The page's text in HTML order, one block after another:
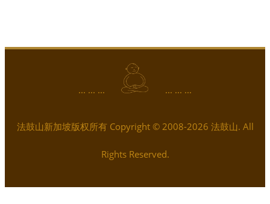
... ... ... ... ... ...
法鼓山新加坡版权所有 Copyright © 2008-2026 法鼓山. All
Rights Reserved.